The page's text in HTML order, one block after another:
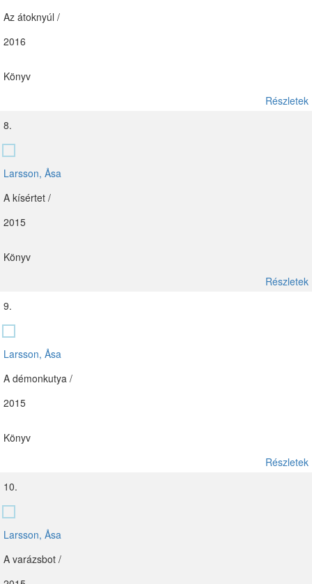
Az átoknyúl /
2016
Könyv
Részletek
8.
Larsson, Åsa
A kísértet /
2015
Könyv
Részletek
9.
Larsson, Åsa
A démonkutya /
2015
Könyv
Részletek
10.
Larsson, Åsa
A varázsbot /